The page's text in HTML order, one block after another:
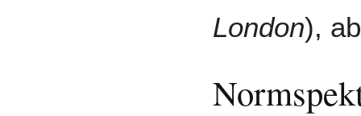
London),